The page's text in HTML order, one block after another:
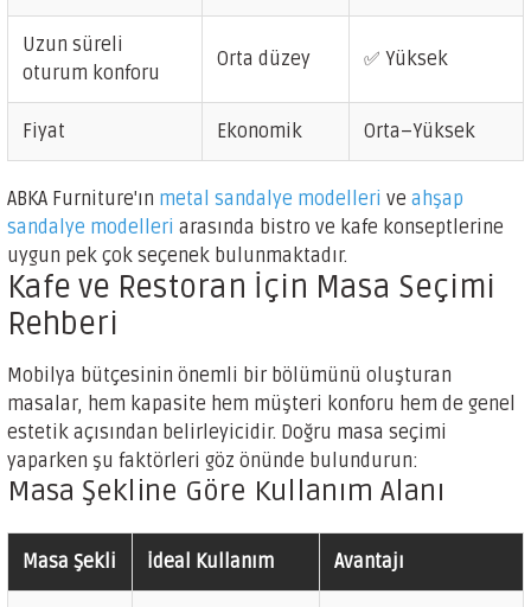
Uzun süreli
oturum konforu
Orta düzey ✅ Yüksek
Fiyat Ekonomik Orta–Yüksek
ABKA Furniture'ın metal sandalye modelleri ve ahşap
sandalye modelleri arasında bistro ve kafe konseptlerine
uygun pek çok seçenek bulunmaktadır.
Kafe ve Restoran İçin Masa Seçimi
Rehberi
Mobilya bütçesinin önemli bir bölümünü oluşturan
masalar, hem kapasite hem müşteri konforu hem de genel
estetik açısından belirleyicidir. Doğru masa seçimi
yaparken şu faktörleri göz önünde bulundurun:
Masa Şekline Göre Kullanım Alanı
Masa Şekli İdeal Kullanım Avantajı